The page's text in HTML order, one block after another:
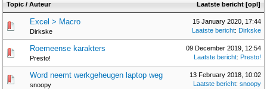
GemistDownloader*
Topic / Auteur Laatste bericht [opl]
Excel > Macro
Dirkske
15 January 2020, 17:44
Laatste bericht: Dirkske
Roemeense karakters
Presto!
09 December 2019, 12:54
Laatste bericht: Presto!
Word neemt werkgeheugen laptop weg
snoopy
13 February 2018, 10:02
Laatste bericht: snoopy